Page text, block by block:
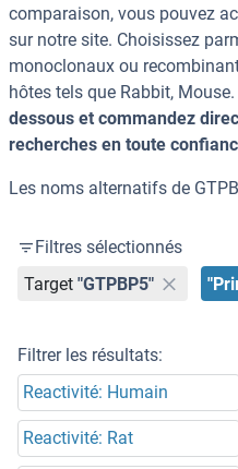
comparaison, vous pouvez
sur notre site. Choisissez
monoclonaux ou
hôtes tels que Rabbit, Mouse.
dessous et commandez
recherches en toute
Les noms alternatifs de
Filtres sélectionnés
Target "GTPBP5"
Filtrer les résultats:
Reactivité: Humain
Reactivité: Rat